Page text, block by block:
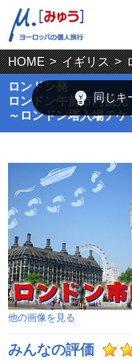
HOME > イギリス >
ロンドン発
ロンドン午前市内観
～ロンドン塔入場チ
他の画像を見る
みんなの評価
emoji_objects同じキ